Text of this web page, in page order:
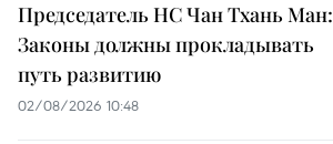
Председатель НС Чан Тхань Ман:
Законы должны прокладывать
путь развитию
02/08/2026 10:48